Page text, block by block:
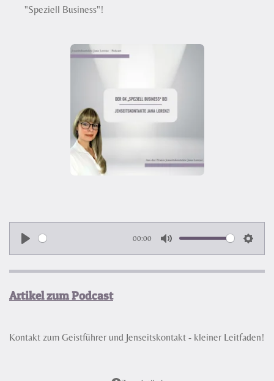
"Speziell Business"!
P
l
y
00:00
M
u
S
e
n
Artikel zum Podcast
Kontakt zum Geistführer und Jenseitskontakt - kleiner Leitfaden!